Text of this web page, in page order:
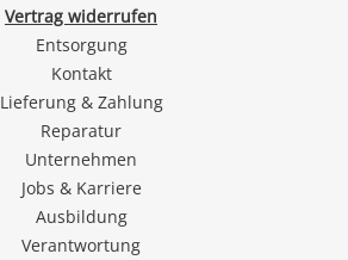
Vertrag widerrufen
Entsorgung
Kontakt
Lieferung & Zahlung
Reparatur
Unternehmen
Jobs & Karriere
Ausbildung
Verantwortung